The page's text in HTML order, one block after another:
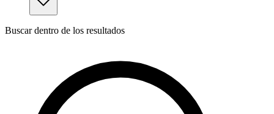
Buscar dentro de los resultados